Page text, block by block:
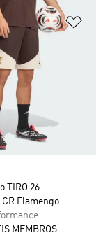
de Desejos
TIRO 26
Flamengo
MEMBROS